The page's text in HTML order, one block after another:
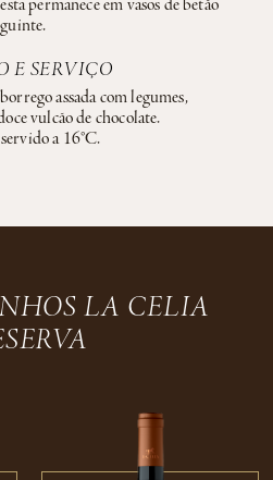
permanece em vasos de betão
SERVIÇO
assada com legumes,
vulcão de chocolate.
a 16°C.
LA CELIA